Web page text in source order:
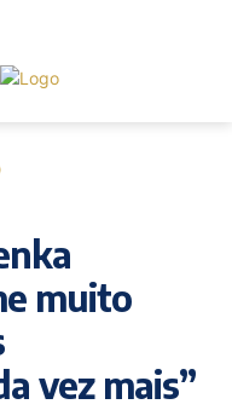
muito
vez mais”